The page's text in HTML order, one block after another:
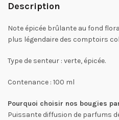
Description
Note épicée brûlante au fond
plus légendaire des comptoirs
Type de senteur : verte, épicée.
Contenance : 100 ml
Pourquoi choisir nos bougies
Puissante diffusion de parfums